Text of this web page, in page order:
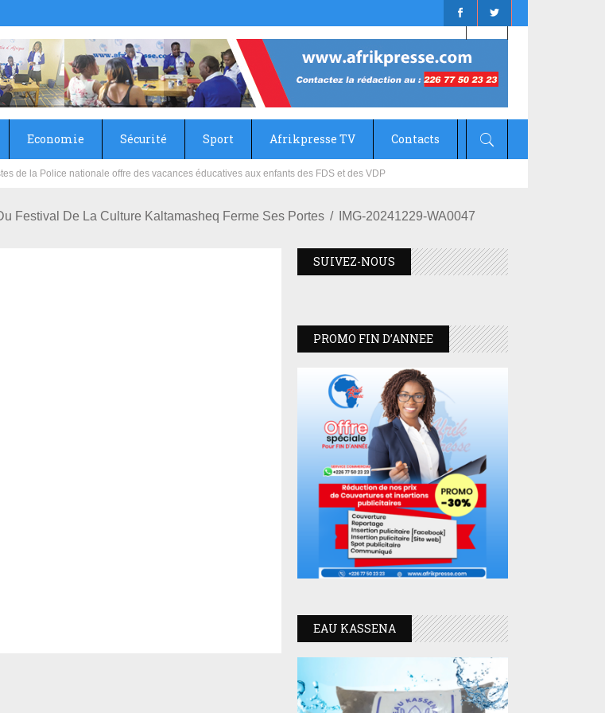
Economie Sécurité Sport Afrikpresse TV Contacts
et collège du Camp Général Aboubacar Sangoulé Lamizana
Festival De La Culture Kaltamasheq Ferme Ses Portes IMG-20241229-WA0047
SUIVEZ-NOUS
PROMO FIN D’ANNEE
EAU KASSENA